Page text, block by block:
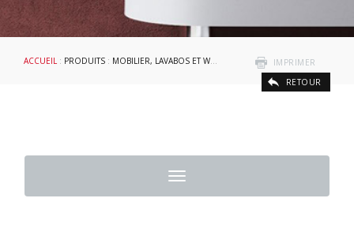
IMPRIMER
RETOUR
ACCUEIL : PRODUITS : MOBILIER, LAVABOS ET WC : LAVABOS
Toggle
navigation